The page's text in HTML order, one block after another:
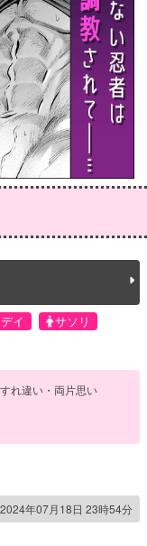
イ
サソリ
すれ違い・両片思い
2024年07月18日 23時54分